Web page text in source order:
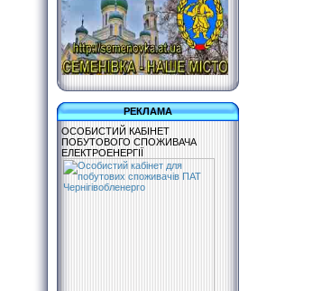
РЕКЛАМА
ОСОБИСТИЙ КАБІНЕТ
ПОБУТОВОГО СПОЖИВАЧА
ЕЛЕКТРОЕНЕРГІЇ